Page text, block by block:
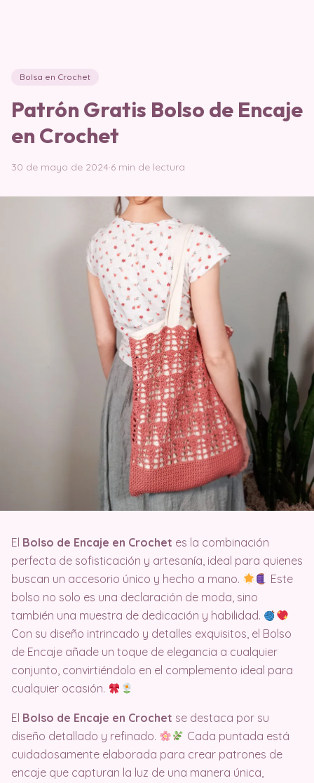
Bolsa en Crochet
Patrón Gratis Bolso de Encaje
en Crochet
30 de mayo de 2024·6 min de lectura
El Bolso de Encaje en Crochet es la combinación
perfecta de sofisticación y artesanía, ideal para quienes
buscan un accesorio único y hecho a mano.
Este
bolso no solo es una declaración de moda, sino
también una muestra de dedicación y habilidad.
Con su diseño intrincado y detalles exquisitos, el Bolso
de Encaje añade un toque de elegancia a cualquier
conjunto, convirtiéndolo en el complemento ideal para
cualquier ocasión.
El Bolso de Encaje en Crochet se destaca por su
diseño detallado y refinado.
Cada puntada está
cuidadosamente elaborada para crear patrones de
encaje que capturan la luz de una manera única,